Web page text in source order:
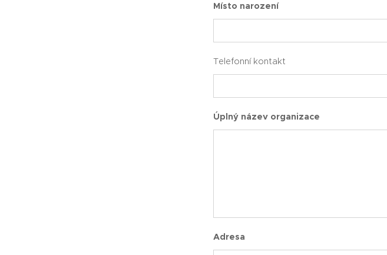
Místo narození
Telefonní kontakt
Úplný název organizace
Adresa